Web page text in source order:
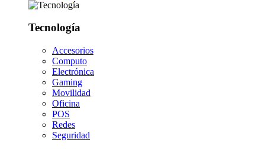
Tecnología
Accesorios
Computo
Electrónica
Gaming
Movilidad
Oficina
POS
Redes
Seguridad